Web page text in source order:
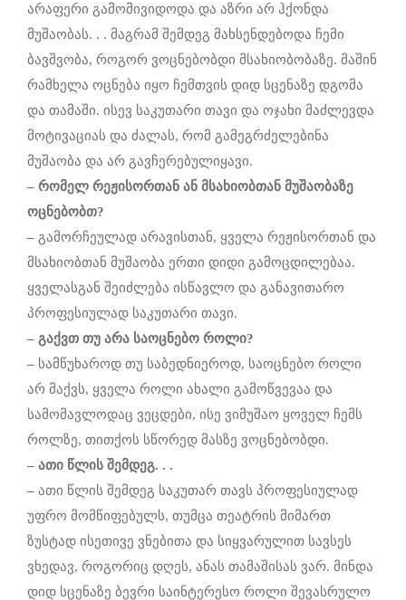
არაფერი გამომივიდოდა და აზრი არ ჰქონდა
მუშაობას. . . მაგრამ შემდეგ მახსენდებოდა ჩემი
ბავშვობა, როგორ ვოცნებობდი მსახიობობაზე. მაშინ
რამხელა ოცნება იყო ჩემთვის დიდ სცენაზე დგომა
და თამაში. ისევ საკუთარი თავი და ოჯახი მაძლევდა
მოტივაციას და ძალას, რომ გამეგრძელებინა
მუშაობა და არ გავჩერებულიყავი.
– რომელ რეჟისორთან ან მსახიობთან მუშაობაზე
ოცნებობთ?
– გამორჩეულად არავისთან, ყველა რეჟისორთან და
მსახიობთან მუშაობა ერთი დიდი გამოცდილებაა.
ყველასგან შეიძლება ისწავლო და განავითარო
პროფესიულად საკუთარი თავი.
– გაქვთ თუ არა საოცნებო როლი?
– სამწუხაროდ თუ საბედნიეროდ, საოცნებო როლი
არ მაქვს, ყველა როლი ახალი გამოწვევაა და
სამომავლოდაც ვეცდები, ისე ვიმუშაო ყოველ ჩემს
როლზე, თითქოს სწორედ მასზე ვოცნებობდი.
– ათი წლის შემდეგ. . .
– ათი წლის შემდეგ საკუთარ თავს პროფესიულად
უფრო მომწიფებულს, თუმცა თეატრის მიმართ
ზუსტად ისეთივე ვნებითა და სიყვარულით სავსეს
ვხედავ, როგორიც დღეს, ანას თამაშისას ვარ. მინდა
დიდ სცენაზე ბევრი საინტერესო როლი შევასრულო